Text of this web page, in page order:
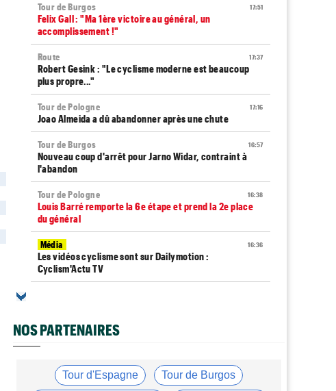
17:51
Tour de Burgos
Felix Gall : "Ma 1ère victoire au général, un
accomplissement !"
17:37
Route
Robert Gesink : "Le cyclisme moderne est beaucoup
plus propre..."
17:16
Tour de Pologne
Joao Almeida a dû abandonner après une chute
16:57
Tour de Burgos
Nouveau coup d'arrêt pour Jarno Widar, contraint à
l'abandon
16:38
Tour de Pologne
Louis Barré remporte la 6e étape et prend la 2e place
du général
16:36
Média
Les vidéos cyclisme sont sur Dailymotion :
Cyclism'Actu TV
Tour de France Femmes
Tour de France Femmes
NOS PARTENAIRES
Tour d'Espagne Tour de Burgos